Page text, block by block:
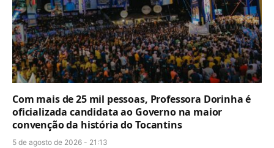
Com mais de 25 mil pessoas, Professora Dorinha é
oficializada candidata ao Governo na maior
convenção da história do Tocantins
5 de agosto de 2026 - 21:13